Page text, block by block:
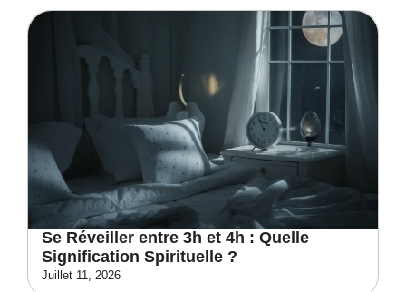
Se Réveiller entre 3h et 4h : Quelle
Signification Spirituelle ?
Juillet 11, 2026